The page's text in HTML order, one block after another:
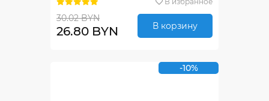
30.02 BYN
26.80 BYN В корзину
-10%